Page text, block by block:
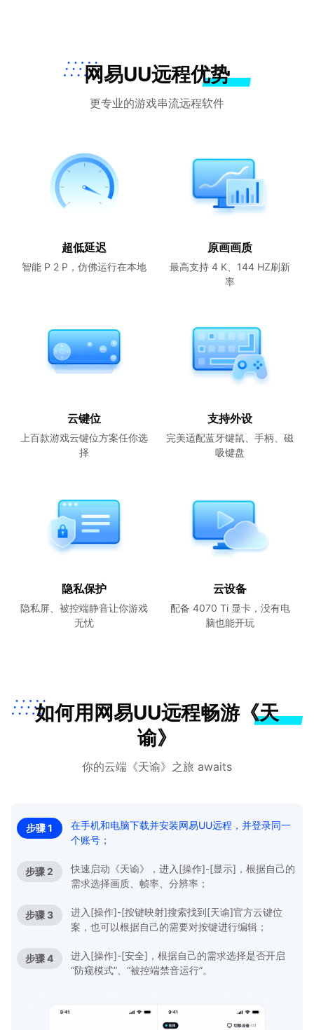
网易UU远程优势
更专业的游戏串流远程软件
超低延迟
智能 P 2 P，仿佛运行在本地
原画画质
最高支持 4 K、144 HZ刷新
率
云键位
上百款游戏云键位方案任你选
择
支持外设
完美适配蓝牙键鼠、手柄、磁
吸键盘
隐私保护
隐私屏、被控端静音让你游戏
无忧
云设备
配备 4070 Ti 显卡，没有电
脑也能开玩
如何用网易UU远程畅游《天
谕》
你的云端《天谕》之旅 awaits
步骤 1
在手机和电脑下载并安装网易UU远程，并登录同一
个账号；
步骤 2
快速启动《天谕》，进入[操作]-[显示]，根据自己的
需求选择画质、帧率、分辨率；
步骤 3
进入[操作]-[按键映射]搜索找到[天谕]官方云键位
案，也可以根据自己的需要对按键进行编辑；
步骤 4
进入[操作]-[安全]，根据自己的需求选择是否开启
“防窥模式”、“被控端禁音运行”。